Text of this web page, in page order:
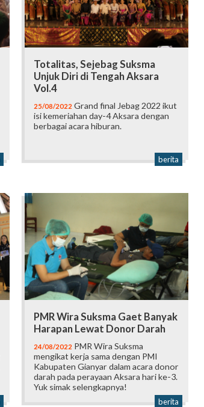
Totalitas, Sejebag Suksma
Unjuk Diri di Tengah Aksara
Vol.4
25/08/2022 Grand final Jebag 2022 ikut
isi kemeriahan day-4 Aksara dengan
berbagai acara hiburan.
berita
PMR Wira Suksma Gaet Banyak
Harapan Lewat Donor Darah
24/08/2022 PMR Wira Suksma
mengikat kerja sama dengan PMI
Kabupaten Gianyar dalam acara donor
darah pada perayaan Aksara hari ke-3.
Yuk simak selengkapnya!
berita